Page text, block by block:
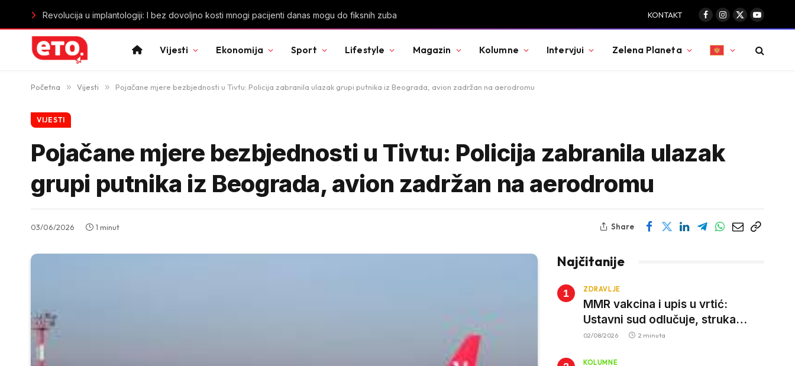
Novi Džejms Bond stiže do kraja godine: Ko će naslijediti Danijela Krejga? KONTAKT
Facebook
Instagram
X
(Twitter)
YouTube
Vijesti Ekonomija Sport Lifestyle Magazin Kolumne Intervjui Zelena Planeta
Početna » Vijesti » Pojačane mjere bezbjednosti u Tivtu: Policija zabranila ulazak grupi putnika iz Beograda, avion zadržan na aerodromu
VIJESTI
Pojačane mjere bezbjednosti u Tivtu: Policija zabranila ulazak
grupi putnika iz Beograda, avion zadržan na aerodromu
03/06/2026 1 minut Share
Najčitanije
ZDRAVLJE
MMR vakcina i upis u vrtić:
Ustavni sud odlučuje, struka
poziva roditelje da vjeruju nauci
02/08/2026 2 minuta
KOLUMNE